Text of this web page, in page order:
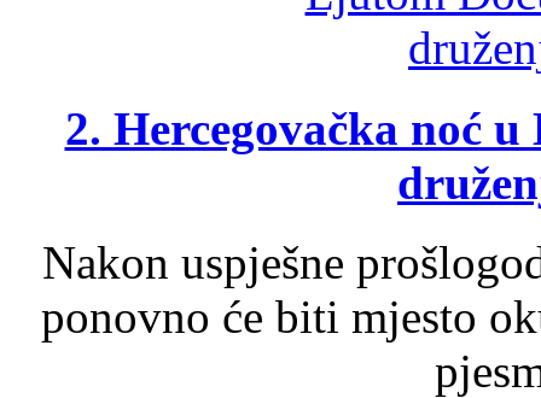
2. Hercegovačka noć
Nakon uspješne
ponovno će biti mjesto